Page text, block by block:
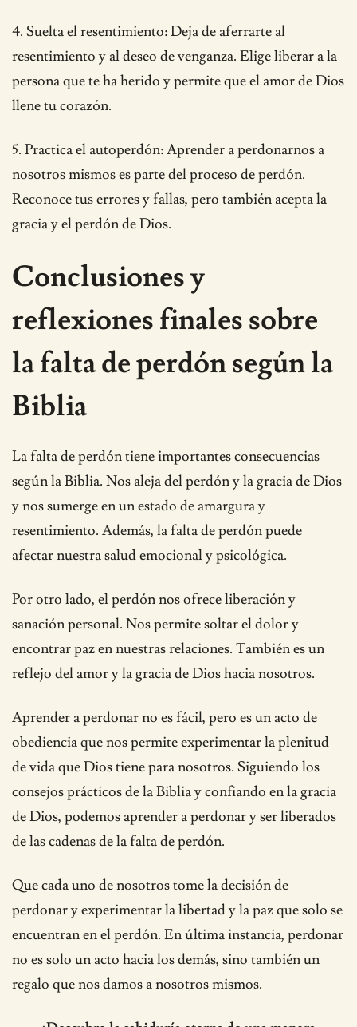
4. Suelta el resentimiento: Deja de aferrarte al
resentimiento y al deseo de venganza. Elige liberar a la
persona que te ha herido y permite que el amor de Dios
llene tu corazón.
5. Practica el autoperdón: Aprender a perdonarnos a
nosotros mismos es parte del proceso de perdón.
Reconoce tus errores y fallas, pero también acepta la
gracia y el perdón de Dios.
Conclusiones y
reflexiones finales sobre
la falta de perdón según la
Biblia
La falta de perdón tiene importantes consecuencias
según la Biblia. Nos aleja del perdón y la gracia de Dios
y nos sumerge en un estado de amargura y
resentimiento. Además, la falta de perdón puede
afectar nuestra salud emocional y psicológica.
Por otro lado, el perdón nos ofrece liberación y
sanación personal. Nos permite soltar el dolor y
encontrar paz en nuestras relaciones. También es un
reflejo del amor y la gracia de Dios hacia nosotros.
Aprender a perdonar no es fácil, pero es un acto de
obediencia que nos permite experimentar la plenitud
de vida que Dios tiene para nosotros. Siguiendo los
consejos prácticos de la Biblia y confiando en la gracia
de Dios, podemos aprender a perdonar y ser liberados
de las cadenas de la falta de perdón.
Que cada uno de nosotros tome la decisión de
perdonar y experimentar la libertad y la paz que solo se
encuentran en el perdón. En última instancia, perdonar
no es solo un acto hacia los demás, sino también un
regalo que nos damos a nosotros mismos.